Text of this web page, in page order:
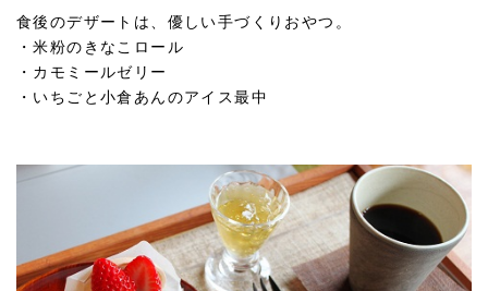
食後のデザートは、優しい手づくりおやつ。
・米粉のきなこロール
・カモミールゼリー
・いちごと小倉あんのアイス最中